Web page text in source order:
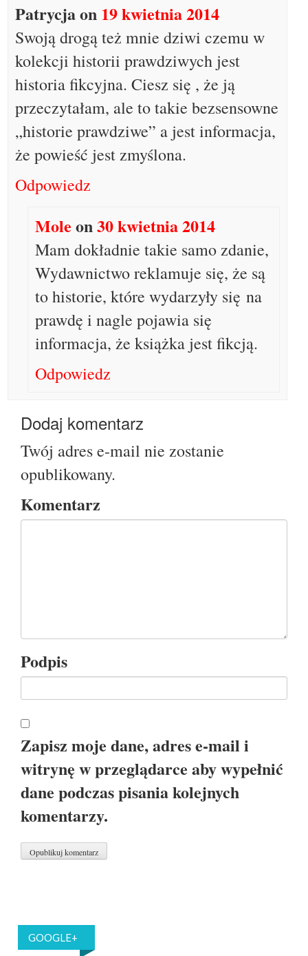
Patrycjaon 19 kwietnia 2014
Swoją drogą też mnie dziwi czemu w
kolekcji historii prawdziwych jest
historia fikcyjna. Ciesz się , że ją
przeczytałam, ale to takie bezsensowne
„historie prawdziwe” a jest informacja,
że powieść jest zmyślona.
Odpowiedz
Mole on30 kwietnia 2014
Mam dokładnie takie samo zdanie,
Wydawnictwo reklamuje się, że są
to historie, które wydarzyły się na
prawdę i nagle pojawia się
informacja, że książka jest fikcją.
Odpowiedz
Dodaj komentarz
Twój adres e-mail nie zostanie
opublikowany.
Komentarz
Podpis
Zapisz moje dane, adres e-mail i
witrynę w przeglądarce aby wypełnić
dane podczas pisania kolejnych
komentarzy.
GOOGLE+